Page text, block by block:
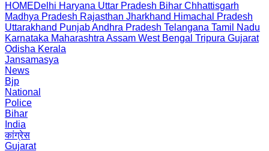
HOMEDelhi Haryana Uttar Pradesh Bihar Chhattisgarh
Madhya Pradesh Rajasthan Jharkhand Himachal Pradesh
Uttarakhand PunjabAndhra Pradesh Telangana Tamil Nadu
Karnataka Maharashtra Assam West Bengal Tripura Gujarat
Odisha Kerala
Jansamasya
News
Bjp
National
Police
Bihar
India
कांग्रेस
Gujarat